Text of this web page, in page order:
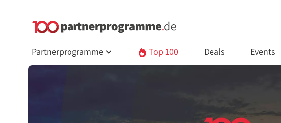
Partnerprogramme Top 100 Deals Events